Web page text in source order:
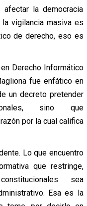
la democracia
vigilancia masiva es
de derecho, eso es
Derecho Informático
fue enfático en
un decreto pretender
sino que
por la cual califica
Lo que encuentro
que restringe,
sea
Esa es la